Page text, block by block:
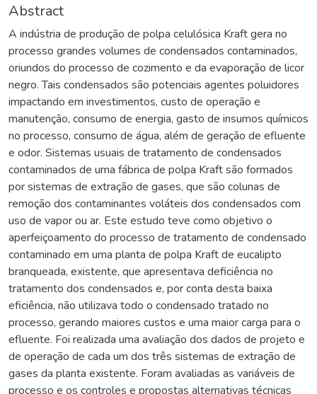
Abstract
A indústria de produção de polpa celulósica Kraft gera no
processo grandes volumes de condensados contaminados,
oriundos do processo de cozimento e da evaporação de licor
negro. Tais condensados são potenciais agentes poluidores
impactando em investimentos, custo de operação e
manutenção, consumo de energia, gasto de insumos químicos
no processo, consumo de água, além de geração de efluente
e odor. Sistemas usuais de tratamento de condensados
contaminados de uma fábrica de polpa Kraft são formados
por sistemas de extração de gases, que são colunas de
remoção dos contaminantes voláteis dos condensados com
uso de vapor ou ar. Este estudo teve como objetivo o
aperfeiçoamento do processo de tratamento de condensado
contaminado em uma planta de polpa Kraft de eucalipto
branqueada, existente, que apresentava deficiência no
tratamento dos condensados e, por conta desta baixa
eficiência, não utilizava todo o condensado tratado no
processo, gerando maiores custos e uma maior carga para o
efluente. Foi realizada uma avaliação dos dados de projeto e
de operação de cada um dos três sistemas de extração de
gases da planta existente. Foram avaliadas as variáveis de
processo e os controles e propostas alternativas técnicas